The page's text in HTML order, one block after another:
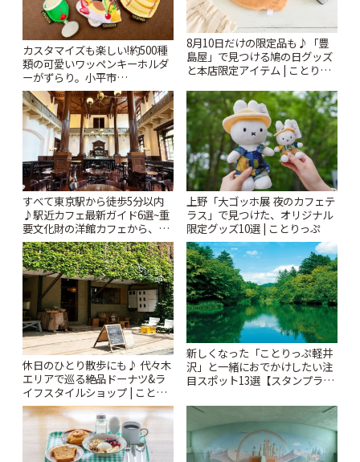
カスタマイズも楽しい!約500種
類の可愛いワッペンキーホルダ
ーがずらり。小平市
「Kimamaya T&K」 | ことりっ
ぷ
8月10日だけの限定品も♪「豊
島屋」で見つける鳩の日グッズ
と本店限定アイテム | ことりっ
すべて東京駅から徒歩5分以内
♪駅近カフェ最新ガイド6選~重
要文化財の洋館カフェから、改
札すぐのレトロ喫茶まで~ | こと
りっぷ
上野「大ゴッホ展 夜のカフェテ
ラス」で見つけた、オリジナル
限定グッズ10選 | ことりっぷ
休日のひとり散歩にも♪ 代々木
エリアで巡る絶品ドーナツ&ラ
イフスタイルショップ | ことり
っぷ
新しくなった「ことりっぷ軽井
沢」と一緒におでかけしたい注
目スポット13選【スタンプラリ